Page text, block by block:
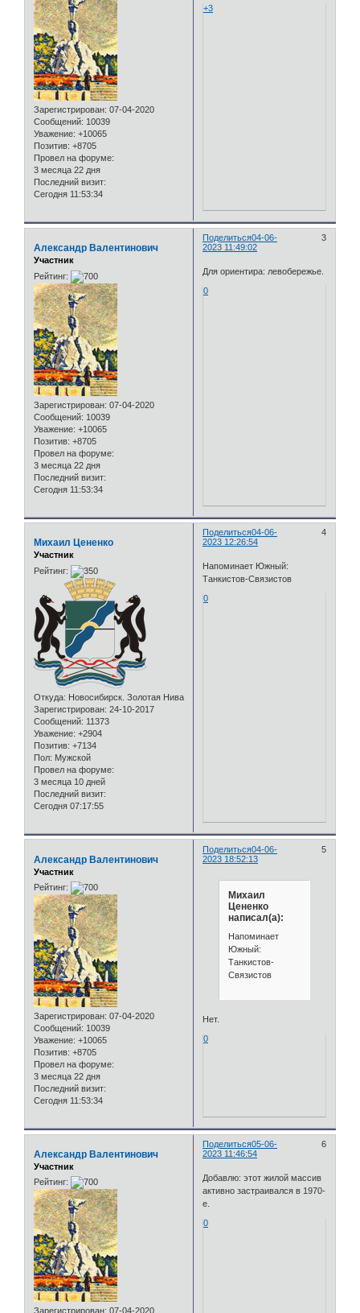
Зарегистрирован: 07-04-2020
Сообщений: 10039
Уважение: +10065
Позитив: +8705
Провел на форуме:
3 месяца 22 дня
Последний визит:
Сегодня 11:53:34
+3
Поделиться 3
04-06-
2023 11:49:02
Александр Валентинович
Участник
Рейтинг:
Зарегистрирован: 07-04-2020
Сообщений: 10039
Уважение: +10065
Позитив: +8705
Провел на форуме:
3 месяца 22 дня
Последний визит:
Сегодня 11:53:34
Для ориентира: левобережье.
0
Поделиться 4
04-06-
2023 12:26:54
Михаил Цененко
Участник
Рейтинг:
Откуда: Новосибирск. Золотая Нива
Зарегистрирован: 24-10-2017
Сообщений: 11373
Уважение: +2904
Позитив: +7134
Пол: Мужской
Провел на форуме:
3 месяца 10 дней
Последний визит:
Сегодня 07:17:55
Напоминает Южный:
Танкистов-Связистов
0
Поделиться 5
04-06-
2023 18:52:13
Александр Валентинович
Участник
Рейтинг:
Зарегистрирован: 07-04-2020
Сообщений: 10039
Уважение: +10065
Позитив: +8705
Провел на форуме:
3 месяца 22 дня
Последний визит:
Сегодня 11:53:34
Михаил
Цененко
написал(а):
Напоминает
Южный:
Танкистов-
Связистов
Нет.
0
Поделиться 6
05-06-
2023 11:46:54
Александр Валентинович
Участник
Рейтинг:
Зарегистрирован: 07-04-2020
Добавлю: этот жилой массив
активно застраивался в 1970-
е.
0